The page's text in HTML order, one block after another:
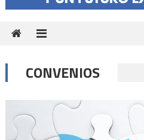
CONVENIOS